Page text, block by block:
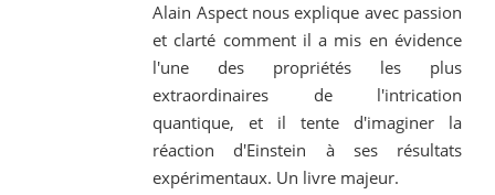
Alain Aspect nous explique avec passion
et clarté comment il a mis en évidence
l'une des propriétés les plus
extraordinaires de l'intrication
quantique, et il tente d'imaginer la
réaction d'Einstein à ses résultats
expérimentaux. Un livre majeur.